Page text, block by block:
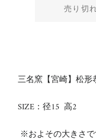
売り切
三名窯【宮崎】松
SIZE：径15 高2
※およその大きさ